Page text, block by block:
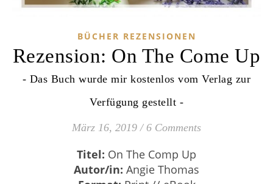
BÜCHER REZENSIONEN
Rezension: On The Come Up
- Das Buch wurde mir kostenlos vom Verlag zur
Verfügung gestellt -
März 16, 2019 / 6 Comments
Titel: On The Comp Up
Autor/in: Angie Thomas